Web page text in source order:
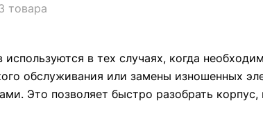
товара
в тех случаях, когда
обслуживания или замены изношенных
Это позволяет быстро разобрать